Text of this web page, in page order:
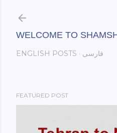
WELCOME TO
ENGLISH POSTS فارسی
FEATURED POST